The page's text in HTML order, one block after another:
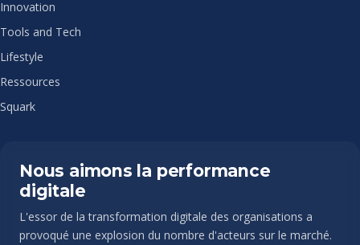
Innovation
Tools and Tech
Lifestyle
Ressources
Squark
Nous aimons la performance
digitale
L'essor de la transformation digitale des organisations a
provoqué une explosion du nombre d'acteurs sur le marché.